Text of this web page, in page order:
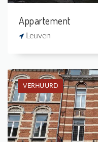
Appartement
Leuven
VERHUURD